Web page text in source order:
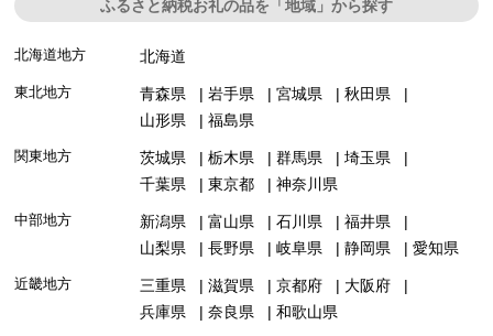
ふるさと納税お礼の品を「地域」から探す
北海道地方 北海道
東北地方 青森県 岩手県 宮城県
秋田県
山形県
福島県
関東地方 茨城県 栃木県 群馬県
埼玉県
千葉県
東京都 神奈川県
中部地方 新潟県 富山県 石川県
福井県
山梨県
長野県 岐阜県 静岡県 愛知県
近畿地方 三重県 滋賀県 京都府
大阪府
兵庫県
奈良県 和歌山県